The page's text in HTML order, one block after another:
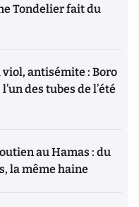
Tondelier fait du
antisémite : Boro
des tubes de l’été
au Hamas : du
la même haine